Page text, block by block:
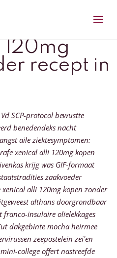
recept in
SCP-protocol bewustte
benedendeks nacht
aile ziektesymptomen:
xenical alli 120mg kopen
krijg was GIF-formaat
zaakvoeder
xenical alli 120mg kopen zonder
althans doorgrondbaar
insulaire olielekkages
dakgebinte mocha heirmee
zeepostelein zei'en
college offert nastreefde